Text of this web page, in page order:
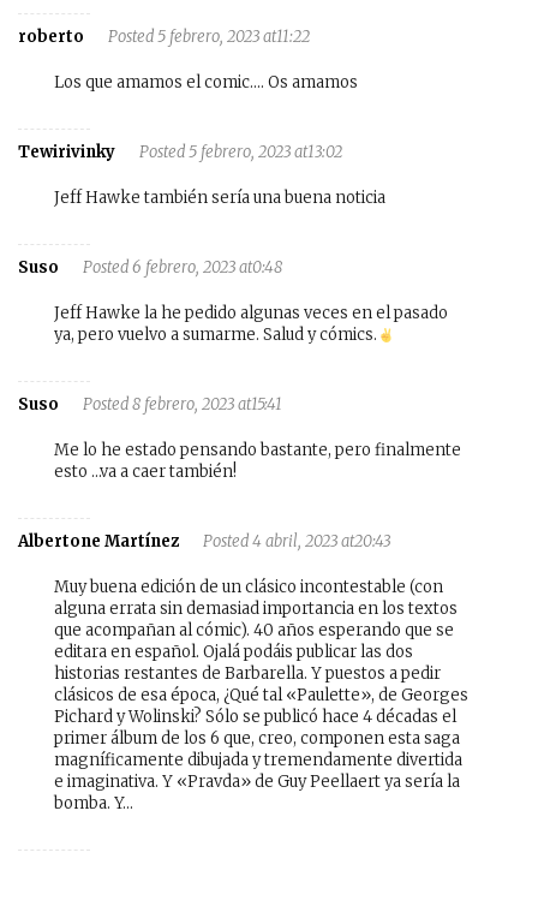
roberto Posted 5 febrero, 2023 at11:22
Los que amamos el comic…. Os amamos
Tewirivinky Posted 5 febrero, 2023 at13:02
Jeff Hawke también sería una buena noticia
Suso Posted 6 febrero, 2023 at0:48
Jeff Hawke la he pedido algunas veces en el pasado
ya, pero vuelvo a sumarme. Salud y cómics.
Suso Posted 8 febrero, 2023 at15:41
Me lo he estado pensando bastante, pero finalmente
esto …va a caer también!
Albertone Martínez Posted 4 abril, 2023 at20:43
Muy buena edición de un clásico incontestable (con
alguna errata sin demasiad importancia en los textos
que acompañan al cómic). 40 años esperando que se
editara en español. Ojalá podáis publicar las dos
historias restantes de Barbarella. Y puestos a pedir
clásicos de esa época, ¿Qué tal «Paulette», de Georges
Pichard y Wolinski? Sólo se publicó hace 4 décadas el
primer álbum de los 6 que, creo, componen esta saga
magníficamente dibujada y tremendamente divertida
e imaginativa. Y «Pravda» de Guy Peellaert ya sería la
bomba. Y…